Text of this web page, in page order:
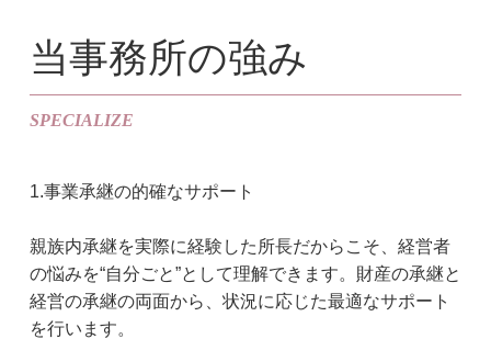
当事務所の強み
SPECIALIZE
1.事業承継の的確なサポート
親族内承継を実際に経験した所長だからこそ、経営者
の悩みを“自分ごと”として理解できます。財産の承継と
経営の承継の両面から、状況に応じた最適なサポート
を行います。